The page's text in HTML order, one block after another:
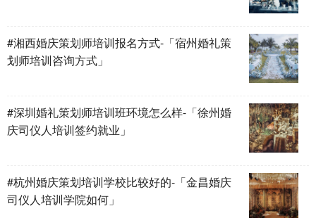
#湘西婚庆策划师培训报名方式-「宿州婚礼策
划师培训咨询方式」
#深圳婚礼策划师培训班环境怎么样-「徐州婚
庆司仪人培训签约就业」
#杭州婚庆策划培训学校比较好的-「金昌婚庆
司仪人培训学院如何」